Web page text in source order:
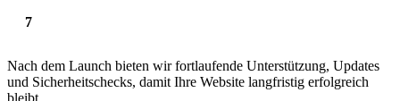
Nach dem Launch bieten wir fortlaufende Unterstützung, Updates
und Sicherheitschecks, damit Ihre Website langfristig erfolgreich
bleibt.